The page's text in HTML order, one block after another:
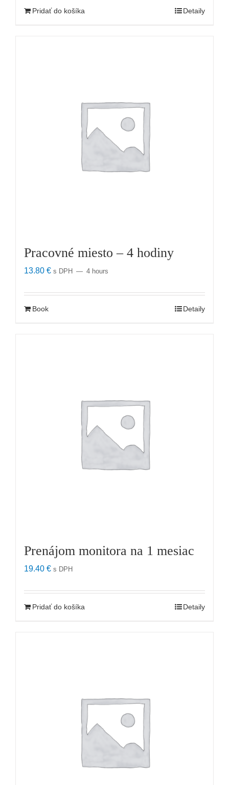
Pridať do košíka Detaily
Pracovné miesto – 4 hodiny
13.80 € s DPH 4 hours
Book Detaily
Prenájom monitora na 1 mesiac
19.40 € s DPH
Pridať do košíka Detaily